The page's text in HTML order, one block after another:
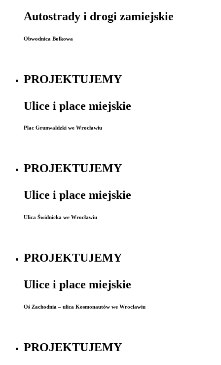
Autostrady i drogi zamiejskie
Obwodnica Bolkowa
PROJEKTUJEMY
Ulice i place miejskie
Plac Grunwaldzki we Wrocławiu
PROJEKTUJEMY
Ulice i place miejskie
Ulica Świdnicka we Wrocławiu
PROJEKTUJEMY
Ulice i place miejskie
Oś Zachodnia – ulica Kosmonautów we Wrocławiu
PROJEKTUJEMY